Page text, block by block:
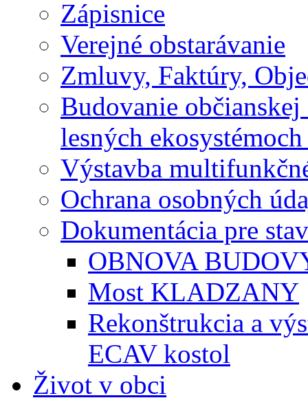
Zápisnice
Verejné obstarávanie
Zmluvy, Faktúry,
Budovanie
lesných
Výstavba
Ochrana osobných
Dokumentácia pre
OBNOVA
Most KLADZANY
Rekonštrukcia a
ECAV kostol
Život v obci